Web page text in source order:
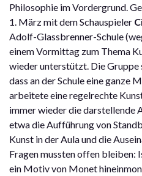
Philosophie im Vordergrund.
1. März mit dem Schauspieler
Adolf-Glassbrenner-Schule
einem Vormittag zum Thema
wieder unterstützt. Die Gruppe
dass an der Schule eine ganze
arbeitete eine regelrechte
immer wieder die darstellende
etwa die Aufführung von
Kunst in der Aula und die
Fragen mussten offen bleiben:
ein Motiv von Monet